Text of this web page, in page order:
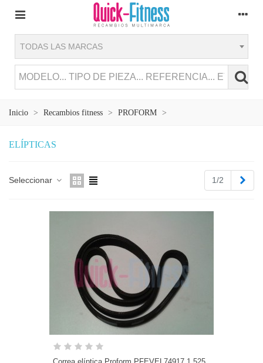
TODAS LAS MARCAS
Inicio > Recambios fitness > PROFORM >
ELÍPTICAS
Seleccionar 1/2